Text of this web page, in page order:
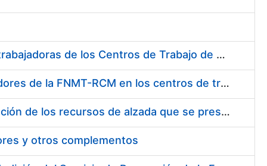
Suministro de Protectores Auditivos a medida para las personas trabajadoras de los Centros de Trabajo de Madrid y Burgos
Suministro de gafas graduadas antiproyecciones para los trabajadores de la FNMT-RCM en los centros de trabajo de Madrid y Burgos
Servicios de una empresa externa para el asesoramiento y resolución de los recursos de alzada que se presentan relacionados con procesos de selección para la FNMT-RCM
y otros complementos